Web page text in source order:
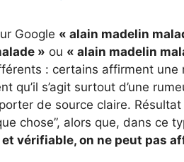
Google « alain madelin
» ou « alain madelin
: certains affirment une
qu’il s’agit surtout d’une
de source claire.
chose”, alors que, dans ce
vérifiable, on ne peut pas